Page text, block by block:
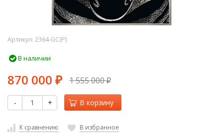
Артикул: 2364-GC(P)
В наличии
870 000 ₽ 1 555 000₽
- + В корзину
К сравнению В избранное